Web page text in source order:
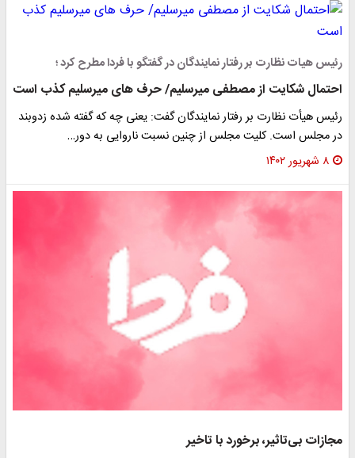
رئیس هیات نظارت بر رفتار نمایندگان در گفتگو با فردا مطرح کرد ؛
احتمال شکایت از مصطفی میرسلیم/ حرف های میرسلیم کذب است
رئیس هیأت نظارت بر رفتار نمایندگان گفت: یعنی چه که گفته شده زدوبند
در مجلس است. کلیت مجلس از چنین نسبت ناروایی به دور…
۸ شهریور ۱۴۰۲
مجازات‌ بی‌تاثیر، برخورد با تاخیر